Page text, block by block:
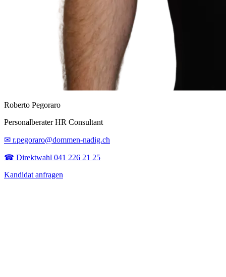
Roberto Pegoraro
Personalberater HR Consultant
✉ r.pegoraro@dommen-nadig.ch
☎ Direktwahl 041 226 21 25
Kandidat anfragen